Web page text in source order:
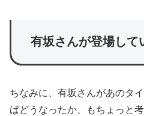
有坂さんが登場し
ちなみに、有坂さんがあのタ
ばどうなったか、もちょっと